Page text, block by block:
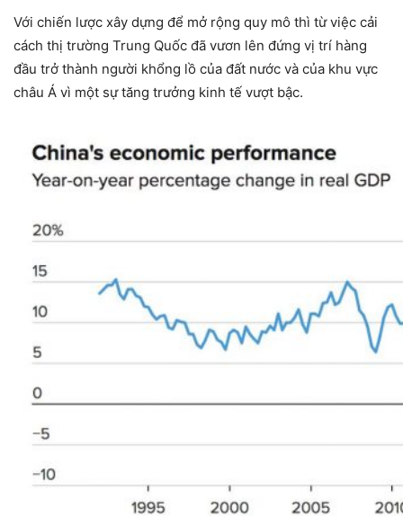
Với chiến lược xây dựng để mở rộng quy mô thì từ việc cải
cách thị trường Trung Quốc đã vươn lên đứng vị trí hàng
đầu trở thành người khổng lồ của đất nước và của khu vực
châu Á vì một sự tăng trưởng kinh tế vượt bậc.